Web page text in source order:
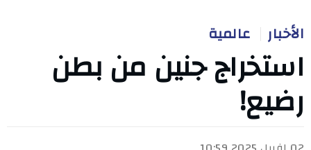
الأخبار عالمية
استخراج جنين من بطن
رضيع!